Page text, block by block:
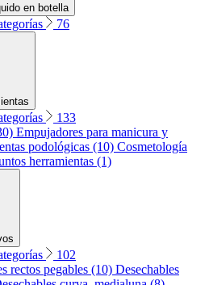
en botella
76
133
Empujadores para manicura y
podológicas (10) Cosmetología
herramientas (1)
102
rectos pegables (10) Desechables